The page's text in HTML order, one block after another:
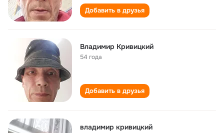
Добавить в друзья
Владимир Кривицкий
54 года
Добавить в друзья
владимир кривицкий